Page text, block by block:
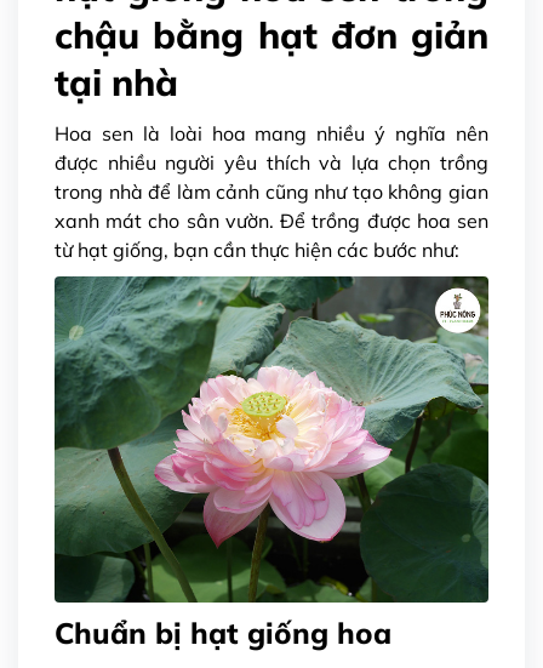
chậu bằng hạt đơn giản
tại nhà
Hoa sen là loài hoa mang nhiều ý nghĩa nên
được nhiều người yêu thích và lựa chọn trồng
trong nhà để làm cảnh cũng như tạo không gian
xanh mát cho sân vườn. Để trồng được hoa sen
từ hạt giống, bạn cần thực hiện các bước như:
Chuẩn bị hạt giống hoa